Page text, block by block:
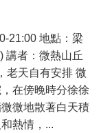
21:00 地點：梁
講者：微熱山丘
老天自有安排 微
在傍晚時分徐徐
微地散著白天積
熱情，...